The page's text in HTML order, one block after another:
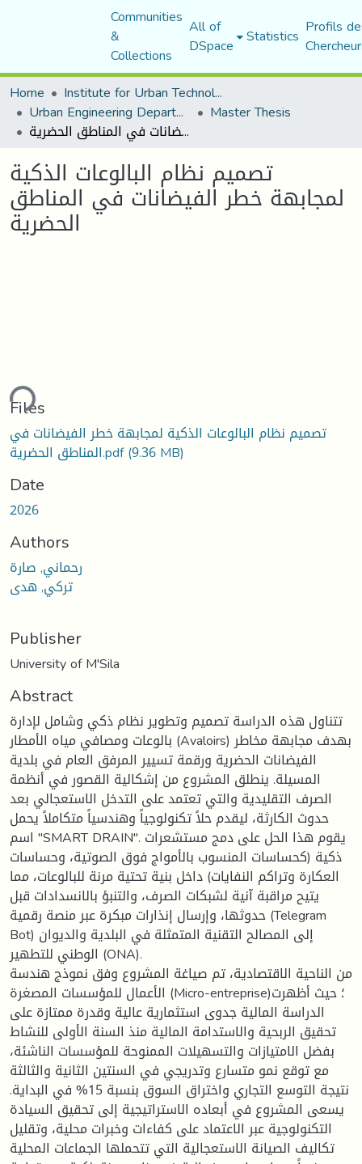
Communities
&
Collections
All of
DSpace Statistics Profils
Home
Institute for Urban Technology Management
Urban Engineering Department Master Thesis
تصميم نظام البالوعات الذكية لمجابهة خطر الفيضانات في المناطق الحضرية
تصميم نظام البالوعات الذكية
لمجابهة خطر الفيضانات في المناطق
الحضرية
Loading...
Files
تصميم نظام البالوعات الذكية لمجابهة خطر الفيضانات في
المناطق الحضرية.pdf(9.36 MB)
Date
2026
Authors
رحماني, صارة
تركي, هدى
Publisher
University of M'Sila
Abstract
تتناول هذه الدراسة تصميم وتطوير نظام ذكي وشامل لإدارة
بالوعات ومصافي مياه الأمطار (Avaloirs) بهدف مجابهة مخاطر
الفيضانات الحضرية ورقمة تسيير المرفق العام في بلدية
المسيلة. ينطلق المشروع من إشكالية القصور في أنظمة
الصرف التقليدية والتي تعتمد على التدخل الاستعجالي بعد
حدوث الكارثة، ليقدم حلاً تكنولوجياً وهندسياً متكاملاً يحمل
اسم "SMART DRAIN". يقوم هذا الحل على دمج مستشعرات
ذكية (كحساسات المنسوب بالأمواج فوق الصوتية، وحساسات
العكارة وتراكم النفايات) داخل بنية تحتية مرنة للبالوعات، مما
يتيح مراقبة آنية لشبكات الصرف، والتنبؤ بالانسدادات قبل
حدوثها، وإرسال إنذارات مبكرة عبر منصة رقمية (Telegram
Bot) إلى المصالح التقنية المتمثلة في البلدية والديوان
الوطني للتطهير (ONA).
من الناحية الاقتصادية، تم صياغة المشروع وفق نموذج هندسة
الأعمال للمؤسسات المصغرة (Micro-entreprise)؛ حيث أظهرت
الدراسة المالية جدوى استثمارية عالية وقدرة ممتازة على
تحقيق الربحية والاستدامة المالية منذ السنة الأولى للنشاط
بفضل الامتيازات والتسهيلات الممنوحة للمؤسسات الناشئة،
مع توقع نمو متسارع وتدريجي في السنتين الثانية والثالثة
نتيجة التوسع التجاري واختراق السوق بنسبة 15% في البداية.
يسعى المشروع في أبعاده الاستراتيجية إلى تحقيق السيادة
التكنولوجية عبر الاعتماد على كفاءات وخبرات محلية، وتقليل
تكاليف الصيانة الاستعجالية التي تتحملها الجماعات المحلية